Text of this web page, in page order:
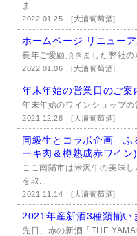
ま..
2022.01.25[大浦葡萄酒]
ホームページ リニュー
長年ご愛顧頂きました弊社
2022.01.06[大浦葡萄酒]
年末年始の営業日のご案
年末年始のワインショップ
2021.12.28[大浦葡萄酒]
同級生とコラボ企画 ふ
ーキ肉＆樽熟成赤ワイン)
ここ南陽市は米沢牛の美味
を取..
2021.11.14[大浦葡萄酒]
2021年産新酒3種類揃い
先日、赤の新酒「THE